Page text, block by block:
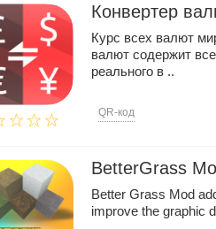
Конвертер
Курс всех валют
валют содержит
реального в ..
QR-код
BetterGrass
Better Grass Mod
improve the graphic